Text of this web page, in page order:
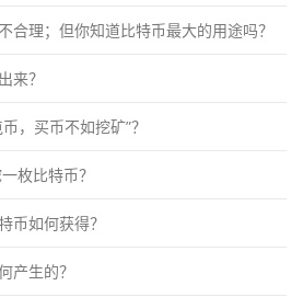
合理；但你知道比特币最大的用途吗？
来？
，买币不如挖矿”？
枚比特币？
币如何获得？
产生的？